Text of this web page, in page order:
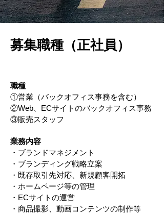
募集職種（正社員）
職種
①営業（バックオフィス事務を含む）
②Web、ECサイトのバックオフィス事務
③販売スタッフ
業務内容
・ブランドマネジメント
・ブランディング戦略立案
・既存取引先対応、新規顧客開拓
・ホームページ等の管理
・ECサイトの運営
・商品撮影、動画コンテンツの制作等